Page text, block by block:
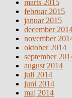
marts 2015
februar 2015
januar 2015
december
november
oktober 2014
september
august 2014
juli 2014
juni 2014
maj 2014